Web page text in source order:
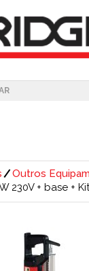
Outros
230V + base +